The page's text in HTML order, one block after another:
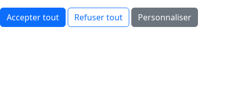
Accepter tout Refuser tout Personnaliser